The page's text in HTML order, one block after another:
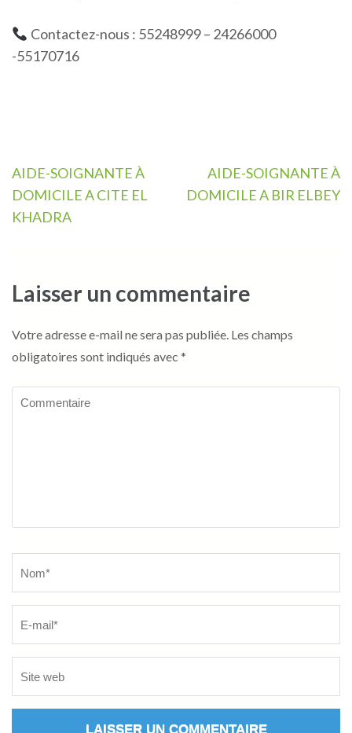
Contactez-nous : 55248999 – 24266000
-55170716
Navigation
de
l’article
AIDE-SOIGNANTE À
DOMICILE A CITE EL
KHADRA
AIDE-SOIGNANTE À
DOMICILE A BIR ELBEY
Laisser un commentaire
Votre adresse e-mail ne sera pas publiée. Les champs
obligatoires sont indiqués avec *
Commentaire